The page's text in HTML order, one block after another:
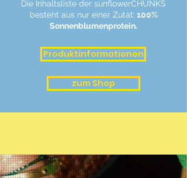
Die Inhaltsliste der sunflowerCHUNKS
besteht aus nur einer Zutat: 100%
Sonnenblumenprotein.
Produktinformationen
zum Shop